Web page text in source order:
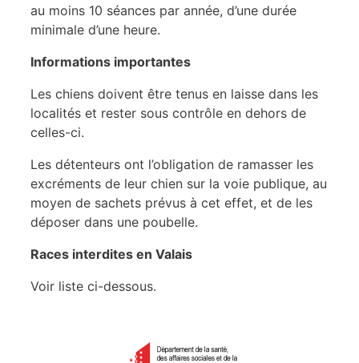
au moins 10 séances par année, d’une durée
minimale d’une heure.
Informations importantes
Les chiens doivent être tenus en laisse dans les
localités et rester sous contrôle en dehors de
celles-ci.
Les détenteurs ont l’obligation de ramasser les
excréments de leur chien sur la voie publique, au
moyen de sachets prévus à cet effet, et de les
déposer dans une poubelle.
Races interdites en Valais
Voir liste ci-dessous.